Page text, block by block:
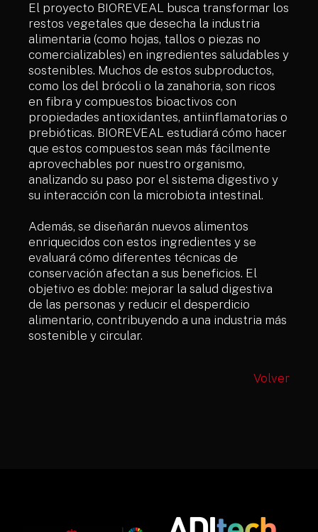
El proyecto BIOREVEAL busca transformar los
restos vegetales que desecha la industria
alimentaria (como hojas, tallos o piezas no
comercializables) en ingredientes saludables y
sostenibles. Muchos de estos subproductos,
como los del brócoli o la zanahoria, son ricos
en fibra y compuestos bioactivos con
propiedades antioxidantes, antiinflamatorias o
prebióticas. BIOREVEAL estudiará cómo hacer
que estos compuestos sean más fácilmente
aprovechables por nuestro organismo,
analizando su paso por el sistema digestivo y
su interacción con la microbiota intestinal.
Además, se diseñarán nuevos alimentos
enriquecidos con estos ingredientes y se
evaluará cómo diferentes técnicas de
conservación afectan a sus beneficios. El
objetivo es doble: mejorar la salud digestiva
de las personas y reducir el desperdicio
alimentario, contribuyendo a una industria más
sostenible y circular.
Volver